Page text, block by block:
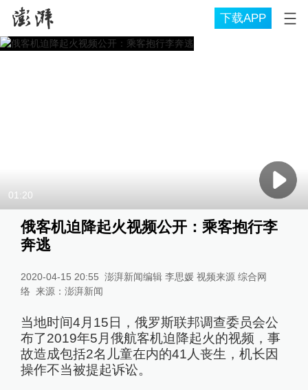
下载APP
01:20
俄客机迫降起火视频公开：乘客抱行李
奔逃
2020-04-15 20:55 澎湃新闻编辑 李思媛 视频来源 综合网
络 来源： 澎湃新闻
当地时间4月15日，俄罗斯联邦调查委员会公
布了2019年5月俄航客机迫降起火的视频，事
故造成包括2名儿童在内的41人丧生，机长因
操作不当被提起诉讼。